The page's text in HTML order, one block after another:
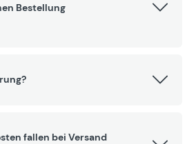
Bestellung
fallen bei Versand